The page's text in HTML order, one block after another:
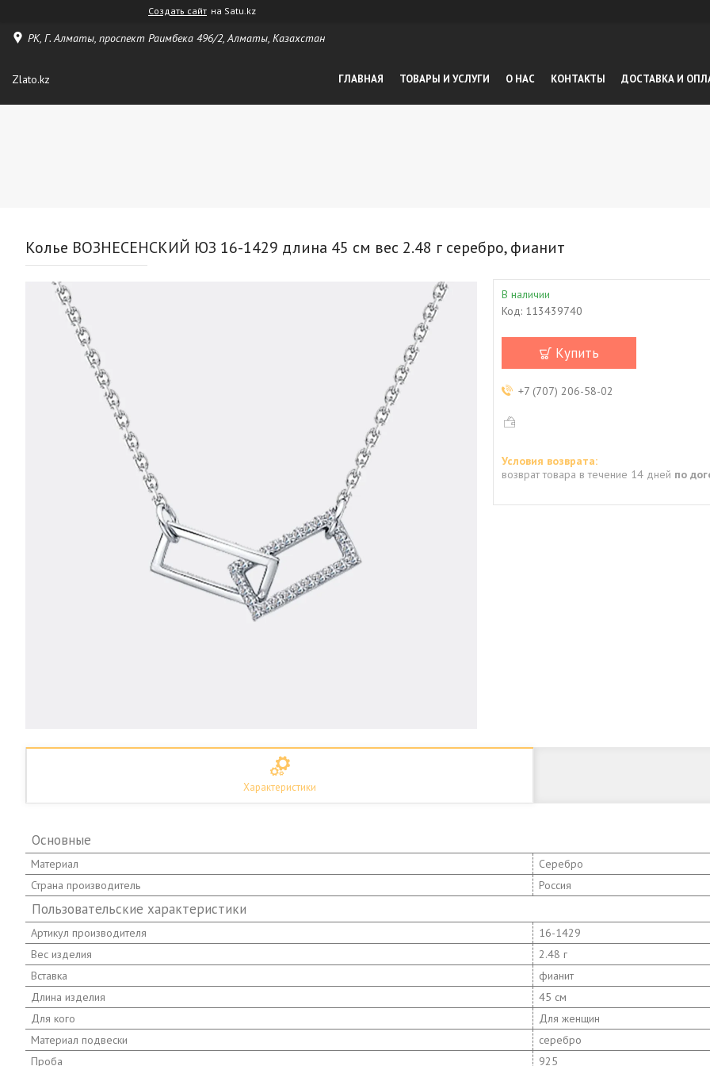
Создать сайт на Satu.kz
РК, Г. Алматы, проспект Раимбека 496/2, Алматы, Казахстан
Zlato.kz ГЛАВНАЯ ТОВАРЫ И УСЛУГИ О НАС КОНТАКТЫ ДОСТАВКА И
Колье ВОЗНЕСЕНСКИЙ ЮЗ 16-1429 длина 45 см вес 2.48 г серебро, фианит
В наличии
Код: 113439740
Купить
+7 (707) 206-58-02
возврат товара в течение 14 дней по
Характеристики
Основные
Материал
Серебро
Страна производитель
Россия
Пользовательские характеристики
Артикул производителя
16-1429
Вес изделия
2.48 г
Вставка
фианит
Длина изделия
45 см
Для кого
Для женщин
Материал подвески
серебро
Проба
925